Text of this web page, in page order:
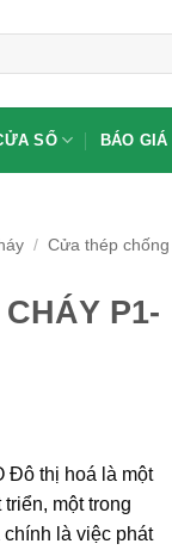
SỔ BÁO GIÁ
/ Cửa thép chống
P1-
Đô thị hoá là một
một trong
là việc phát